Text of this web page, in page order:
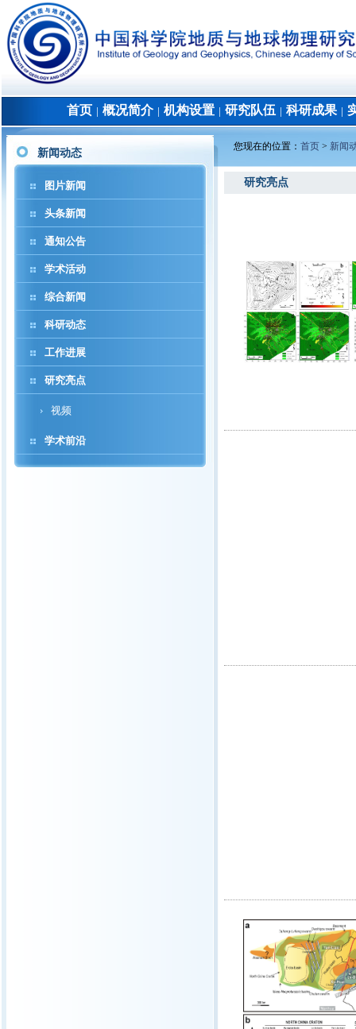
首页 概况简介│ 机构设置 研究队伍 科研成果│
新闻动态
图片新闻
头条新闻
通知公告
学术活动
综合新闻
科研动态
工作进展
研究亮点
视频
学术前沿
您现在的位置： 首页 > 新闻
研究亮点